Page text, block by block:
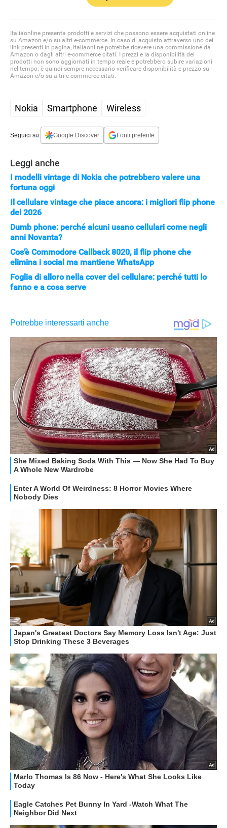
Italiaonline presenta prodotti e servizi che possono essere acquistati online
su Amazon e/o su altri e-commerce. In caso di acquisto attraverso uno dei
link presenti in pagina, Italiaonline potrebbe ricevere una commissione da
Amazon o dagli altri e-commerce citati. I prezzi e la disponibilità dei
prodotti non sono aggiornati in tempo reale e potrebbero subire variazioni
nel tempo: è quindi sempre necessario verificare disponibilità e prezzo su
Amazon e/o su altri e-commerce citati.
Nokia Smartphone Wireless
Seguici su: Google Discover Fonti preferite
Leggi anche
I modelli vintage di Nokia che potrebbero valere una
fortuna oggi
Il cellulare vintage che piace ancora: i migliori flip phone
del 2026
Dumb phone: perché alcuni usano cellulari come negli
anni Novanta?
Cos’è Commodore Callback 8020, il flip phone che
elimina i social ma mantiene WhatsApp
Foglia di alloro nella cover del cellulare: perché tutti lo
fanno e a cosa serve